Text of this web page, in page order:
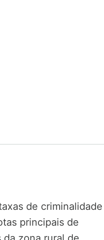
de criminalidade
principais de